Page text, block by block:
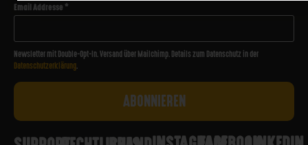
Email Addresse*
Newsletter mit Double-Opt-In. Versand über Mailchimp. Details zum Datenschutz in der
Datenschutzerklärung.